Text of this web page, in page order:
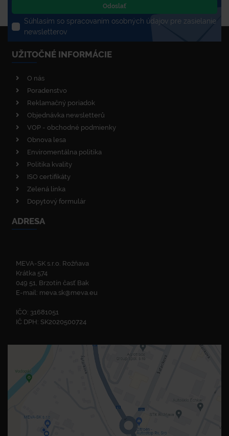
Odoslať
Súhlasím so spracovaním osobných údajov pre zasielanie
newsletterov
UŽITOČNÉ INFORMÁCIE
O nás
Poradenstvo
Reklamačný poriadok
Objednávka newsletterů
VOP - obchodné podmienky
Obnova lesa
Enviromentálna politika
Politika kvality
ISO certifikáty
Zelená linka
Dopytový formulár
ADRESA
MEVA-SK s.r.o. Rožňava
Krátka 574
049 51, Brzotín časť Bak
E-mail: meva.sk@meva.eu
IČO: 31681051
IČ DPH: SK2020500724